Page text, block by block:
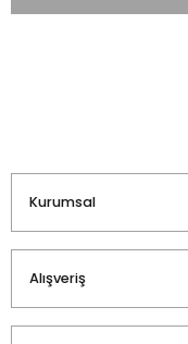
Kurumsal
Alışveriş